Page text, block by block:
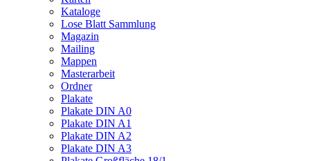
Kataloge
Lose Blatt Sammlung
Magazin
Mailing
Mappen
Masterarbeit
Ordner
Plakate
Plakate DIN A0
Plakate DIN A1
Plakate DIN A2
Plakate DIN A3